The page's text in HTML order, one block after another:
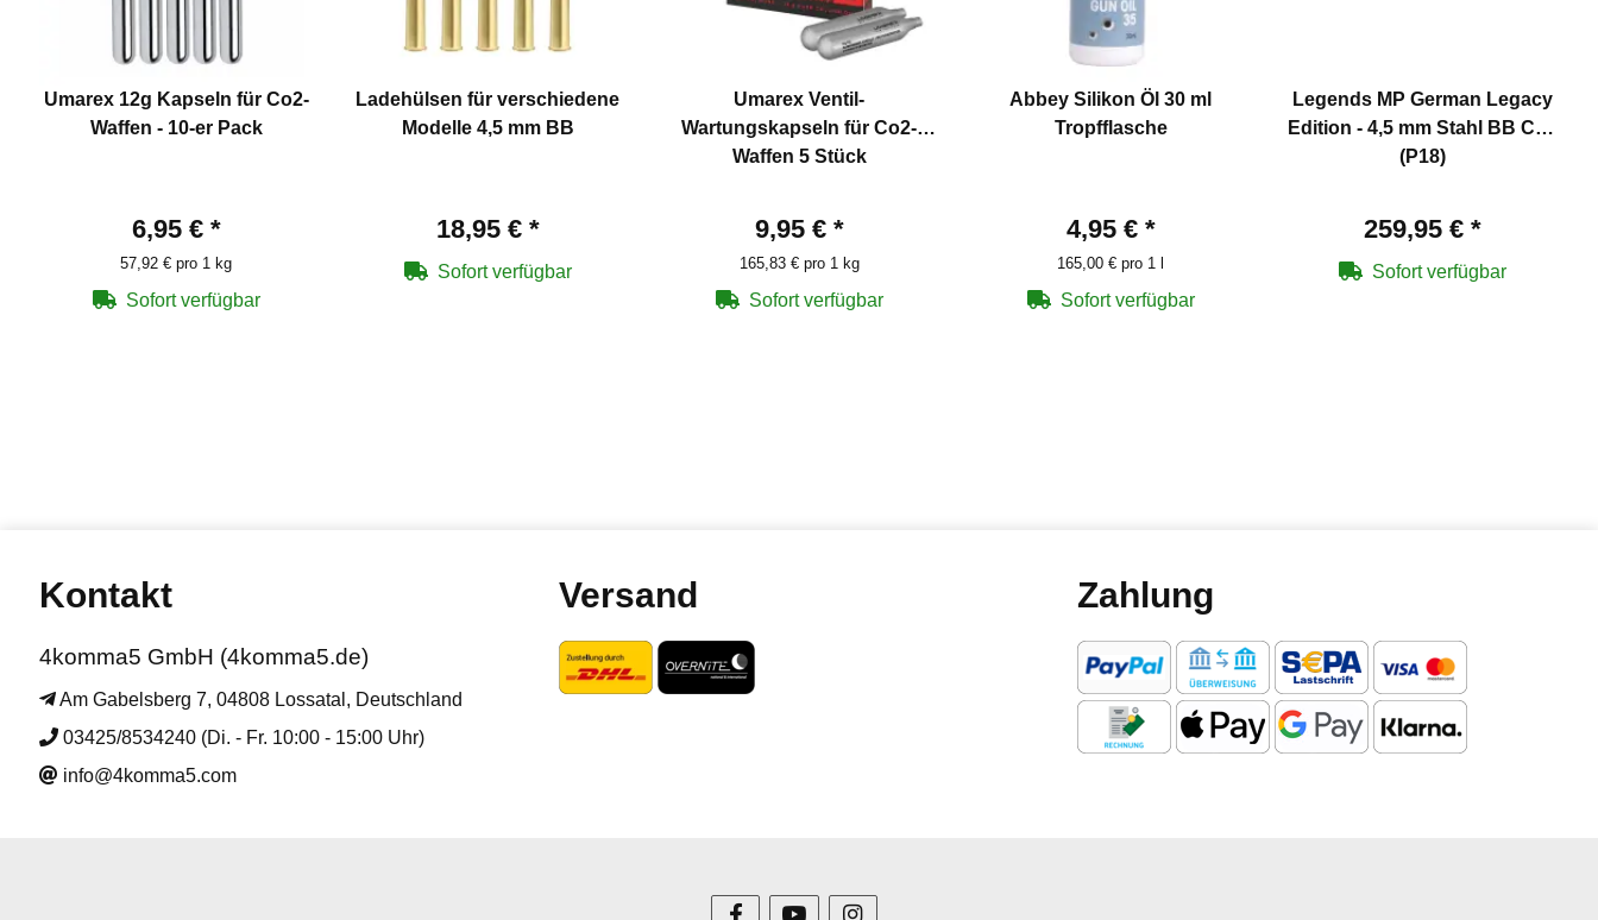
Umarex 12g Kapseln für Co2-
Waffen - 10-er Pack
6,95 € *
57,92 € pro 1 kg
Sofort verfügbar
Ladehülsen für verschiedene
Modelle 4,5 mm BB
18,95 € *
Sofort verfügbar
Umarex Ventil-
Wartungskapseln für Co2-
Waffen 5 Stück
9,95 € *
165,83 € pro 1 kg
Sofort verfügbar
Abbey Silikon Öl 30 ml
Tropfflasche
4,95 € *
165,00 € pro 1 l
Sofort verfügbar
Legends MP German Legacy
Edition - 4,5 mm Stahl BB Co2
(P18)
259,95 € *
Sofort verfügbar
Kontakt
4komma5 GmbH (4komma5.de)
Am Gabelsberg 7, 04808 Lossatal, Deutschland
03425/8534240 (Di. - Fr. 10:00 - 15:00 Uhr)
info@4komma5.com
Versand Zahlung